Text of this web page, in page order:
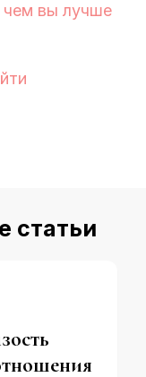
чем вы лучше
статьи